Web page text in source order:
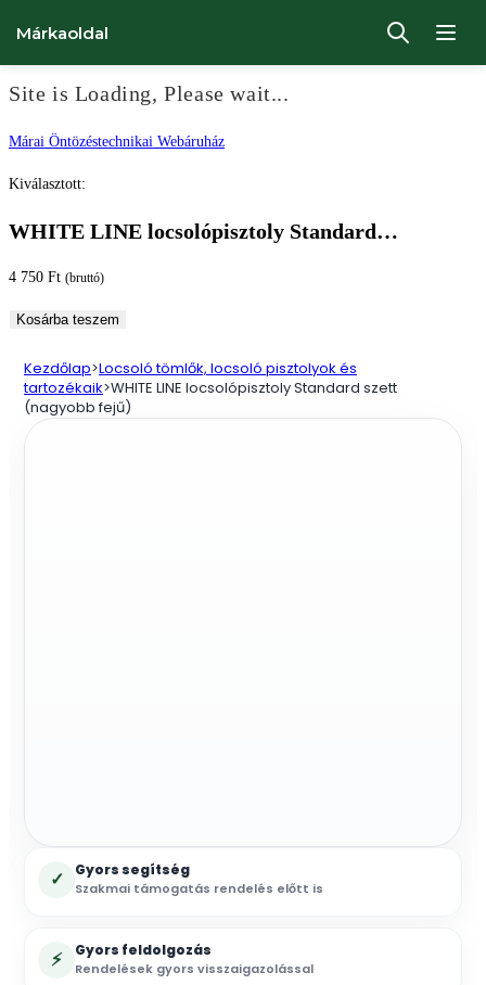
Site is Loading, Please wait...
Ugrás
Márai Öntözéstechnikai Webáruház
Márkaoldal
Kiválasztott:
WHITE LINE locsolópisztoly Standard…
4 750 Ft (bruttó)
WHITE
locsolópisztoly
Standard
Kosárba teszem
Kezdőlap>Locsoló tömlők, locsoló pisztolyok és
tartozékaik>WHITE LINE locsolópisztoly Standard szett
(nagyobb fejű)
✓ Gyors segítség
Szakmai támogatás rendelés előtt is
⚡ Gyors feldolgozás
Rendelések gyors visszaigazolással